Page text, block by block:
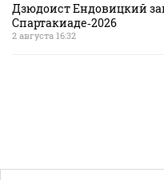
Дзюдоист Ендовицкий
Спартакиаде‑2026
2 августа 16:32